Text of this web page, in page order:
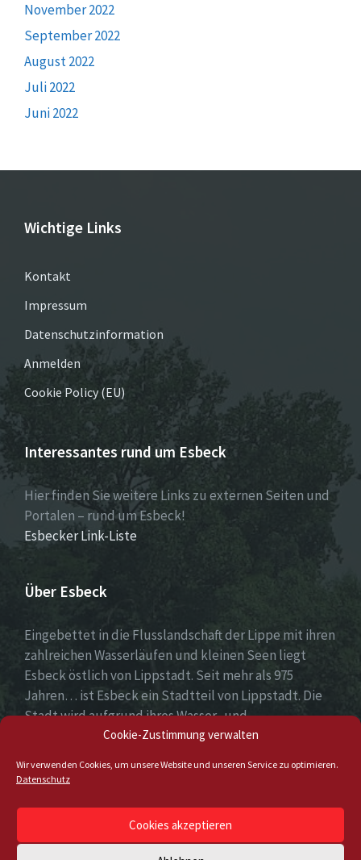
Cookie-Zustimmung verwalten
Wir verwenden Cookies, um unsere Website und unseren Service zu optimieren.
Datenschutz
Cookies akzeptieren
November 2022
September 2022
August 2022
Juli 2022
Juni 2022
Wichtige Links
Kontakt
Impressum
Datenschutzinformation
Anmelden
Cookie Policy (EU)
Interessantes rund um Esbeck
Hier finden Sie weitere Links zu externen Seiten und
Portalen – rund um Esbeck!
Esbecker Link-Liste
Über Esbeck
Eingebettet in die Flusslandschaft der Lippe mit ihren
zahlreichen Wasserläufen und kleinen Seen liegt
Esbeck östlich von Lippstadt. Seit mehr als 975
Jahren… ist Esbeck ein Stadtteil von Lippstadt. Die
Stadt wird aufgrund ihres Wasser- und
Brückenreichtums auch gerne „Venedig Westfalens“